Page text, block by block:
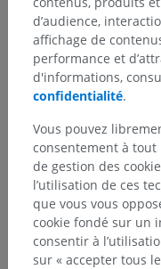
d’audience,
affichage de
performance et
d'informations,
confidentialité.
Vous pouvez
consentement à
de gestion des
l’utilisation de ces
que vous vous
cookie fondé sur un
consentir à
sur « accepter tous